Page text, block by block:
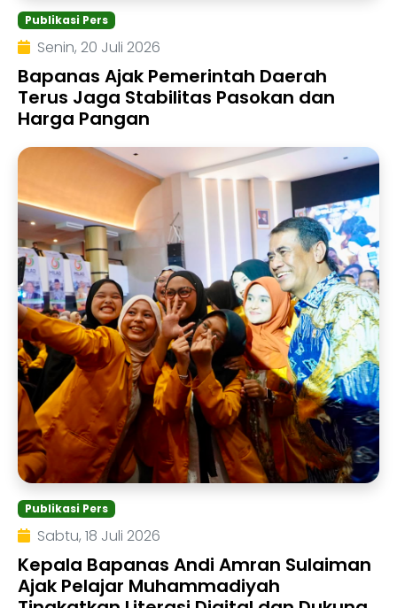
Publikasi Pers
Senin, 20 Juli 2026
Bapanas Ajak Pemerintah Daerah
Terus Jaga Stabilitas Pasokan dan
Harga Pangan
Publikasi Pers
Sabtu, 18 Juli 2026
Kepala Bapanas Andi Amran Sulaiman
Ajak Pelajar Muhammadiyah